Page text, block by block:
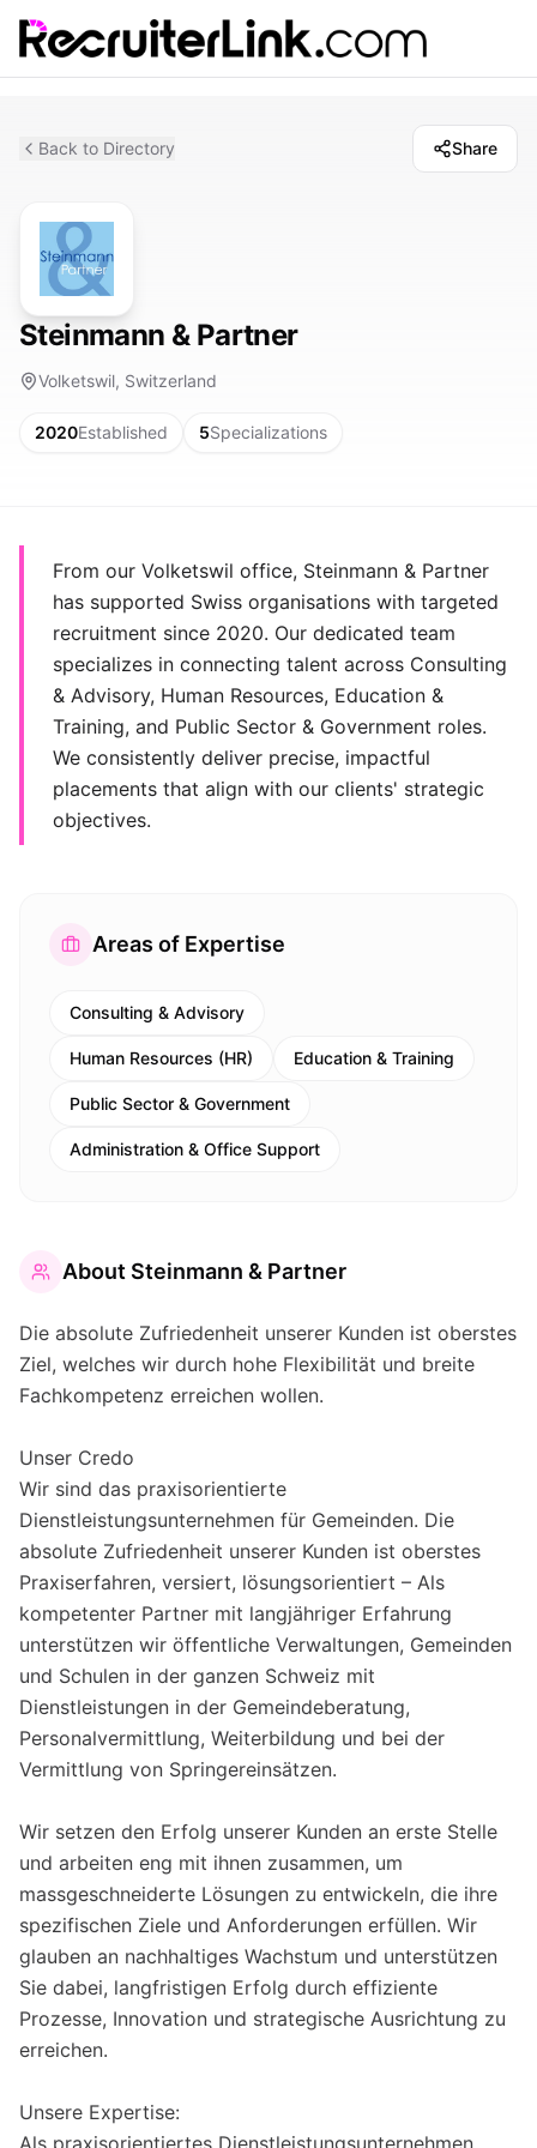
Back to Directory Share
Steinmann & Partner
Volketswil, Switzerland
2020Established 5Specializations
From our Volketswil office, Steinmann & Partner
has supported Swiss organisations with targeted
recruitment since 2020. Our dedicated team
specializes in connecting talent across Consulting
& Advisory, Human Resources, Education &
Training, and Public Sector & Government roles.
We consistently deliver precise, impactful
placements that align with our clients' strategic
objectives.
Areas of Expertise
Consulting & Advisory
Human Resources (HR) Education & Training
Public Sector & Government
Administration & Office Support
About Steinmann & Partner
Die absolute Zufriedenheit unserer Kunden ist oberstes
Ziel, welches wir durch hohe Flexibilität und breite
Fachkompetenz erreichen wollen.
Unser Credo
Wir sind das praxisorientierte
Dienstleistungsunternehmen für Gemeinden. Die
absolute Zufriedenheit unserer Kunden ist oberstes
Praxiserfahren, versiert, lösungsorientiert – Als
kompetenter Partner mit langjähriger Erfahrung
unterstützen wir öffentliche Verwaltungen, Gemeinden
und Schulen in der ganzen Schweiz mit
Dienstleistungen in der Gemeindeberatung,
Personalvermittlung, Weiterbildung und bei der
Vermittlung von Springereinsätzen.
Wir setzen den Erfolg unserer Kunden an erste Stelle
und arbeiten eng mit ihnen zusammen, um
massgeschneiderte Lösungen zu entwickeln, die ihre
spezifischen Ziele und Anforderungen erfüllen. Wir
glauben an nachhaltiges Wachstum und unterstützen
Sie dabei, langfristigen Erfolg durch effiziente
Prozesse, Innovation und strategische Ausrichtung zu
erreichen.
Unsere Expertise:
Als praxisorientiertes Dienstleistungsunternehmen